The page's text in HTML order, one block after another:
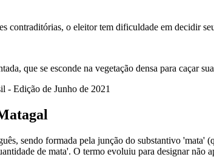
contraditórias, o eleitor tem dificuldade em decidir
que se esconde na vegetação densa para caçar
- Edição de Junho de 2021
sendo formada pela junção do substantivo
de mata'. O termo evoluiu para designar não